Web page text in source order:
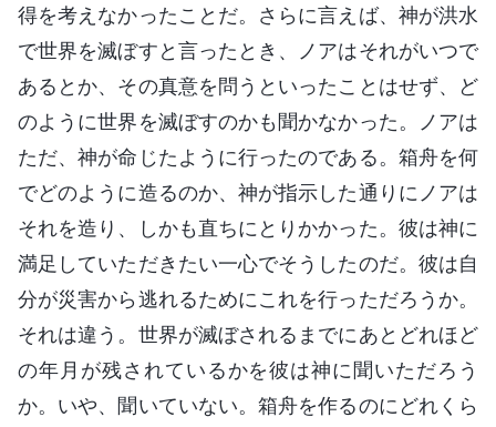
得を考えなかったことだ。さらに言えば、神が洪水
で世界を滅ぼすと言ったとき、ノアはそれがいつで
あるとか、その真意を問うといったことはせず、ど
のように世界を滅ぼすのかも聞かなかった。ノアは
ただ、神が命じたように行ったのである。箱舟を何
でどのように造るのか、神が指示した通りにノアは
それを造り、しかも直ちにとりかかった。彼は神に
満足していただきたい一心でそうしたのだ。彼は自
分が災害から逃れるためにこれを行っただろうか。
それは違う。世界が滅ぼされるまでにあとどれほど
の年月が残されているかを彼は神に聞いただろう
か。いや、聞いていない。箱舟を作るのにどれくら